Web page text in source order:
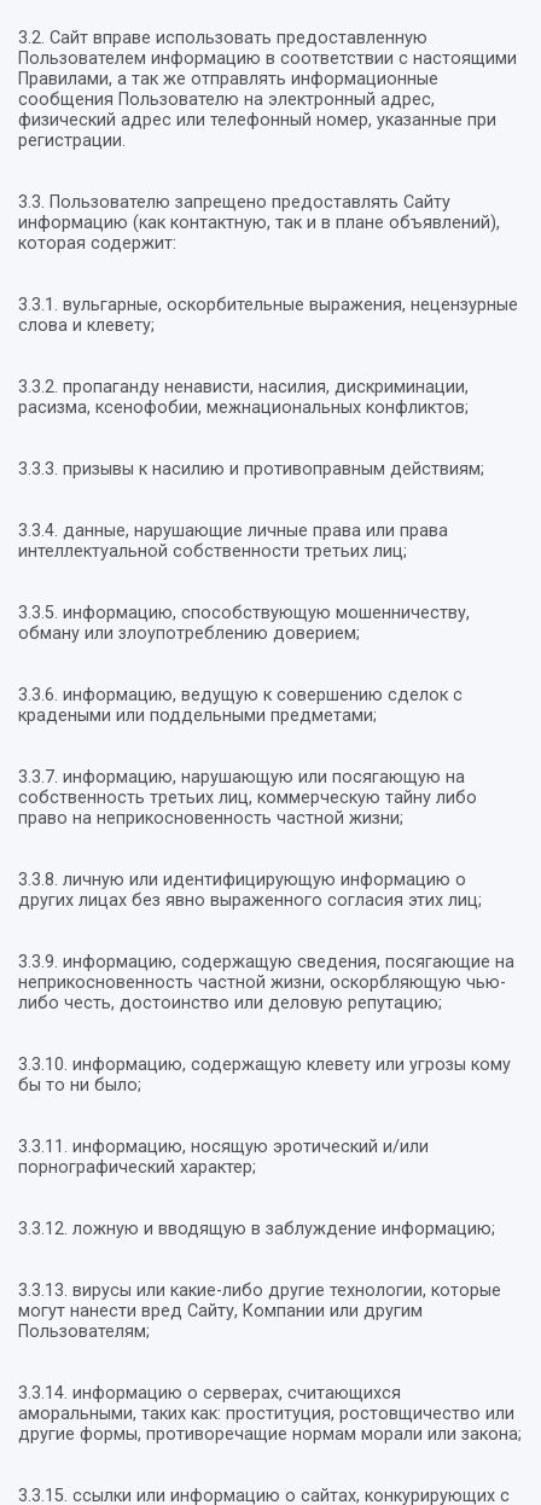
3.2. Сайт вправе использовать предоставленную
Пользователем информацию в соответствии с настоящими
Правилами, а так же отправлять информационные
сообщения Пользователю на электронный адрес,
физический адрес или телефонный номер, указанные при
регистрации.
3.3. Пользователю запрещено предоставлять Сайту
информацию (как контактную, так и в плане объявлений),
которая содержит:
3.3.1. вульгарные, оскорбительные выражения, нецензурные
слова и клевету;
3.3.2. пропаганду ненависти, насилия, дискриминации,
расизма, ксенофобии, межнациональных конфликтов;
3.3.3. призывы к насилию и противоправным действиям;
3.3.4. данные, нарушающие личные права или права
интеллектуальной собственности третьих лиц;
3.3.5. информацию, способствующую мошенничеству,
обману или злоупотреблению доверием;
3.3.6. информацию, ведущую к совершению сделок с
крадеными или поддельными предметами;
3.3.7. информацию, нарушающую или посягающую на
собственность третьих лиц, коммерческую тайну либо
право на неприкосновенность частной жизни;
3.3.8. личную или идентифицирующую информацию о
других лицах без явно выраженного согласия этих лиц;
3.3.9. информацию, содержащую сведения, посягающие на
неприкосновенность частной жизни, оскорбляющую чью-
либо честь, достоинство или деловую репутацию;
3.3.10. информацию, содержащую клевету или угрозы кому
бы то ни было;
3.3.11. информацию, носящую эротический и/или
порнографический характер;
3.3.12. ложную и вводящую в заблуждение информацию;
3.3.13. вирусы или какие-либо другие технологии, которые
могут нанести вред Сайту, Компании или другим
Пользователям;
3.3.14. информацию о серверах, считающихся
аморальными, таких как: проституция, ростовщичество или
другие формы, противоречащие нормам морали или закона;
3.3.15. ссылки или информацию о сайтах, конкурирующих с